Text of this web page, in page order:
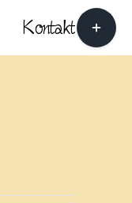
KontaktToggle
Sliding